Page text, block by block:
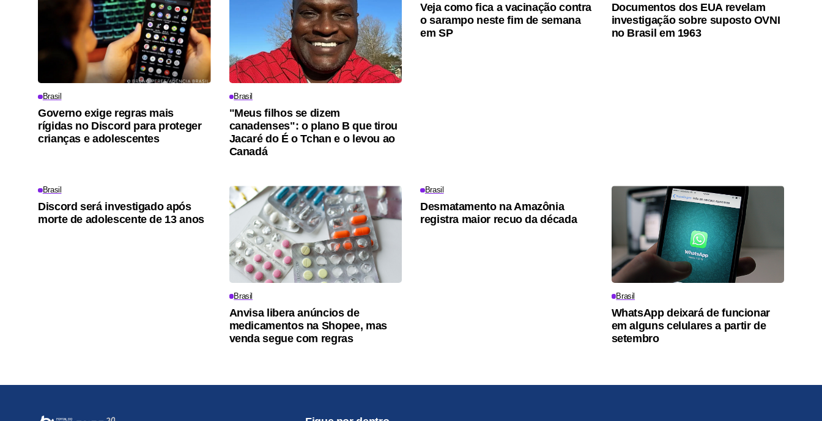
Brasil
Governo exige regras mais
rígidas no Discord para proteger
crianças e adolescentes
Brasil
"Meus filhos se dizem
canadenses": o plano B que tirou
Jacaré do É o Tchan e o levou ao
Canadá
Veja como fica a vacinação contra
o sarampo neste fim de semana
em SP
Documentos dos EUA revelam
investigação sobre suposto OVNI
no Brasil em 1963
Brasil
Discord será investigado após
morte de adolescente de 13 anos
Brasil
Anvisa libera anúncios de
medicamentos na Shopee, mas
venda segue com regras
Brasil
Desmatamento na Amazônia
registra maior recuo da década
Brasil
WhatsApp deixará de funcionar
em alguns celulares a partir de
setembro